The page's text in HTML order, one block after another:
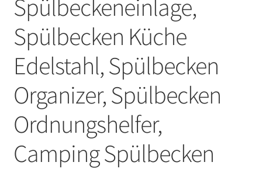
Spülbeckeneinlage,
Spülbecken Küche
Edelstahl, Spülbecken
Organizer, Spülbecken
Ordnungshelfer,
Camping Spülbecken